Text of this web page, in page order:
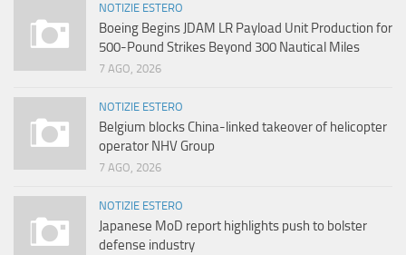
NOTIZIE ESTERO
Boeing Begins JDAM LR Payload Unit Production for
500-Pound Strikes Beyond 300 Nautical Miles
7 AGO, 2026
NOTIZIE ESTERO
Belgium blocks China-linked takeover of helicopter
operator NHV Group
7 AGO, 2026
NOTIZIE ESTERO
Japanese MoD report highlights push to bolster
defense industry